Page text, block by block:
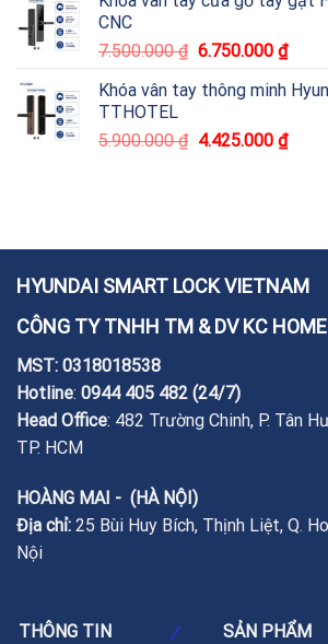
CNC
7.500.000₫ 6.750.000 ₫
Khóa vân tay thông minh
TTHOTEL
5.900.000₫ 4.425.000 ₫
HYUNDAI SMART LOCK VIETNAM
CÔNG TY TNHH TM & DV KC HOME
MST: 0318018538
Hotline: 0944 405 482 (24/7)
Head Office: 482 Trường Chinh, P. Tân
TP. HCM
HOÀNG MAI - (HÀ NỘI)
Địa chỉ: 25 Bùi Huy Bích, Thịnh Liệt, Q.
Nội
THÔNG TIN SẢN PHẨM